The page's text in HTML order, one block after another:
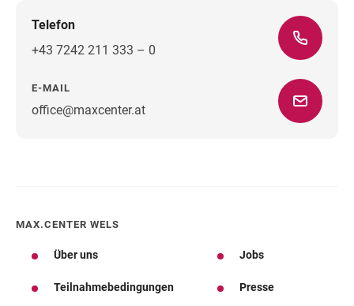
Telefon
+43 7242 211 333 – 0
E-MAIL
office@maxcenter.atWegbeschreibung
MAX.CENTER WELS
Über uns Jobs
Teilnahmebedingungen Presse